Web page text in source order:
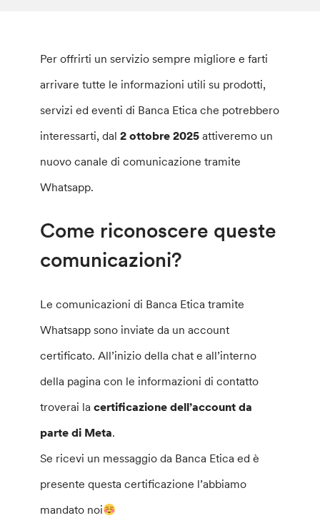
Per offrirti un servizio sempre migliore e farti
arrivare tutte le informazioni utili su prodotti,
servizi ed eventi di Banca Etica che potrebbero
interessarti, dal2 ottobre 2025 attiveremo un
nuovo canale di comunicazione tramite
Whatsapp.
Come riconoscere queste
comunicazioni?
Le comunicazioni di Banca Etica tramite
Whatsapp sono inviate da un account
certificato. All’inizio della chat e all’interno
della pagina con le informazioni di contatto
troverai lacertificazione dell’account da
parte di Meta.
Se ricevi un messaggio da Banca Etica ed è
presente questa certificazione l’abbiamo
mandato noi